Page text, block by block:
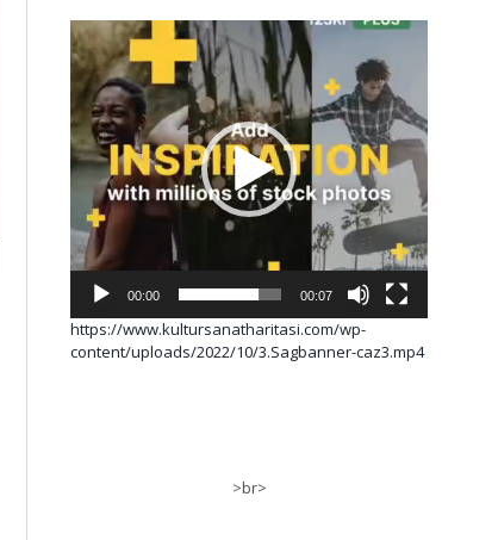
Video
oynatıcı
00:00 00:07
https://www.kultursanatharitasi.com/wp-
content/uploads/2022/10/3.Sagbanner-caz3.mp4
>br>